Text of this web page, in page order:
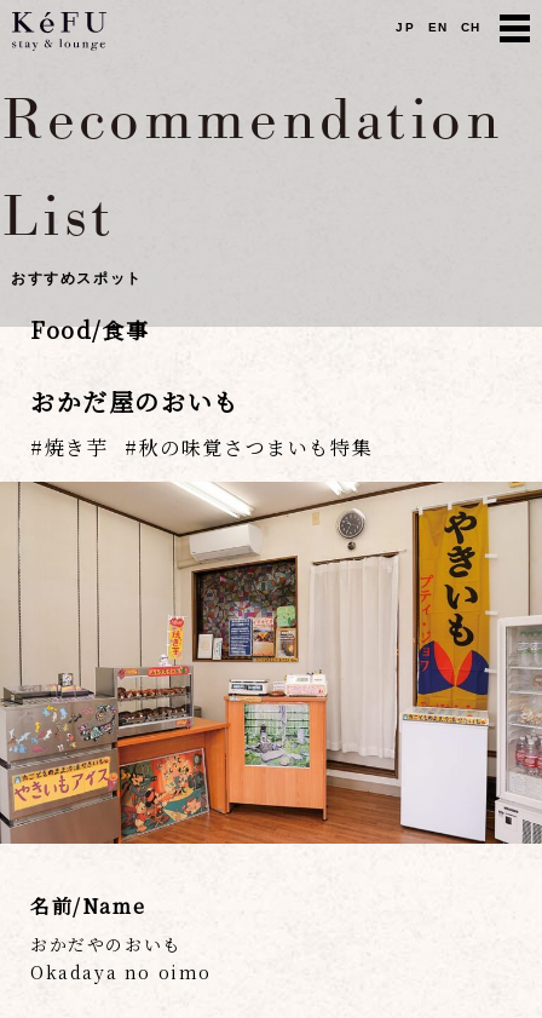
JP EN CH
Recommendation
List
おすすめスポット
Food/食事
おかだ屋のおいも
焼き芋 秋の味覚さつまいも特集
名前/Name
おかだやのおいも
Okadaya no oimo